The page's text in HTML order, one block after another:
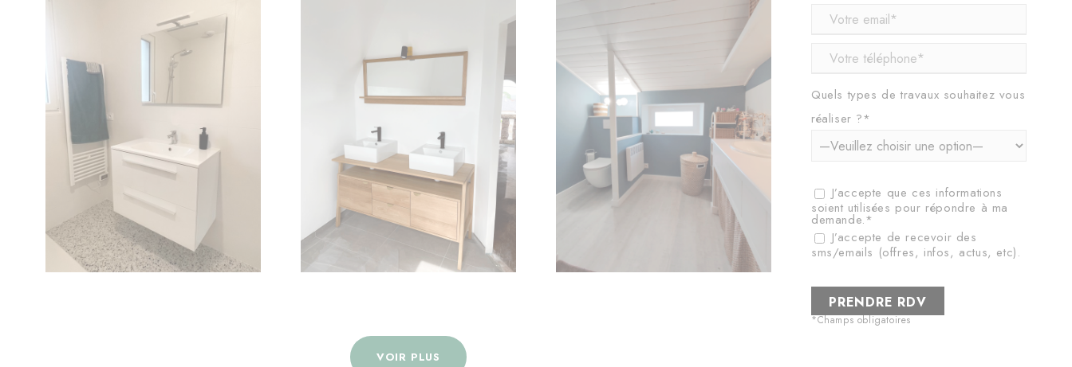
VOIR PLUS
Quels types de travaux souhaitez vous
réaliser ?*
J’accepte que ces informations
soient utilisées pour répondre à ma
demande.*
J’accepte de recevoir des
sms/emails (offres, infos, actus, etc).
*Champs obligatoires